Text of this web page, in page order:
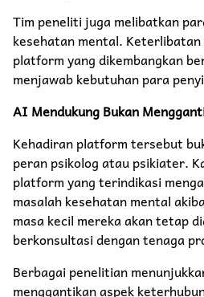
Tim peneliti juga melibatkan
kesehatan mental.
platform yang dikembangkan
menjawab kebutuhan para
AI Mendukung Bukan
Kehadiran platform tersebut
peran psikolog atau psikiater.
platform yang terindikasi
masalah kesehatan mental
masa kecil mereka akan tetap
berkonsultasi dengan tenaga
Berbagai penelitian
menggantikan aspek